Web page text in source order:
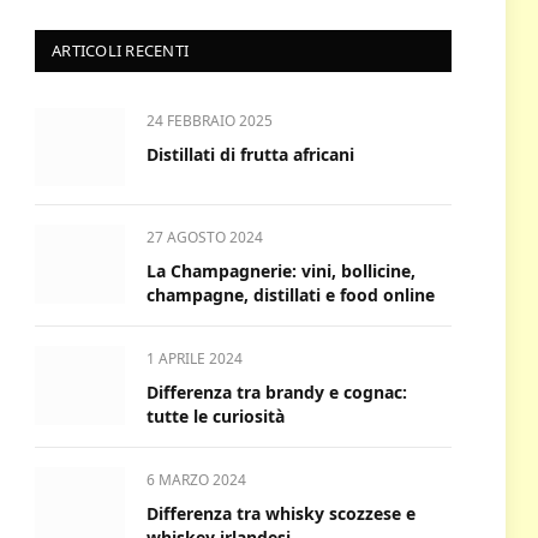
ARTICOLI RECENTI
24 FEBBRAIO 2025
Distillati di frutta africani
27 AGOSTO 2024
La Champagnerie: vini, bollicine,
champagne, distillati e food online
1 APRILE 2024
Differenza tra brandy e cognac:
tutte le curiosità
6 MARZO 2024
Differenza tra whisky scozzese e